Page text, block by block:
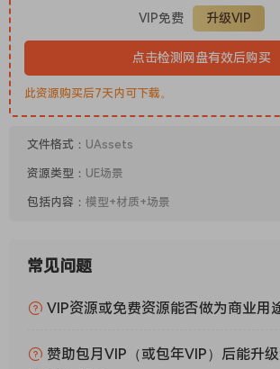
VIP免费 升级VIP
点击检测网盘有效后购买
此资源购买后7天内可下载。
文件格式： UAssets
资源类型： UE场景
包括内容： 模型+材质+场景
常见问题
VIP资源或免费资源能否做为商业用
赞助包月VIP（或包年VIP）后能升